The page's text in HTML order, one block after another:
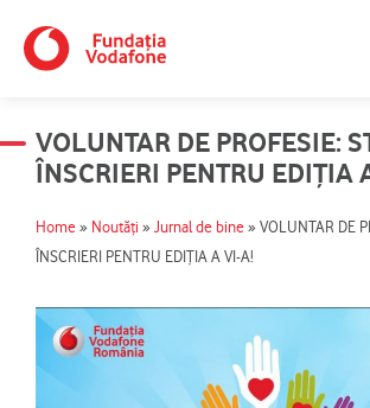
content
VOLUNTAR DE PROFESIE:
ÎNSCRIERI PENTRU EDIȚIA
Home » Noutăți » Jurnal de bine » VOLUNTAR DE
ÎNSCRIERI PENTRU EDIȚIA A VI-A!